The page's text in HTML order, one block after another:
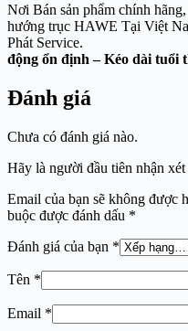
Nơi Bán sản phẩm chính
hướng trục HAWE Tại Việt
Phát
động ổn định – Kéo dài tuổi
Đánh giá
Chưa có đánh giá nào.
Hãy là người đầu tiên nhận
Email của bạn sẽ không được
buộc được đánh dấu *
Đánh giá của bạn *
Tên *
Email *